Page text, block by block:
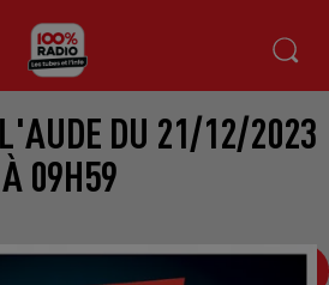
DU 21/12/2023
À 09H59